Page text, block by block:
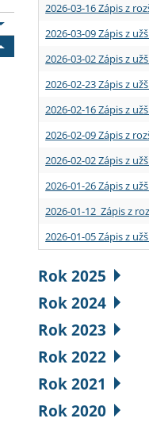
2026-03-16 Zápis z
2026-03-09 Zápis z
2026-03-02 Zápis z
2026-02-23 Zápis z
2026-02-16 Zápis z
2026-02-09 Zápis z
2026-02-02 Zápis z
2026-01-26 Zápis z
2026-01-12 Zápis z
2026-01-05 Zápis z
Rok 2025
Rok 2024
Rok 2023
Rok 2022
Rok 2021
Rok 2020